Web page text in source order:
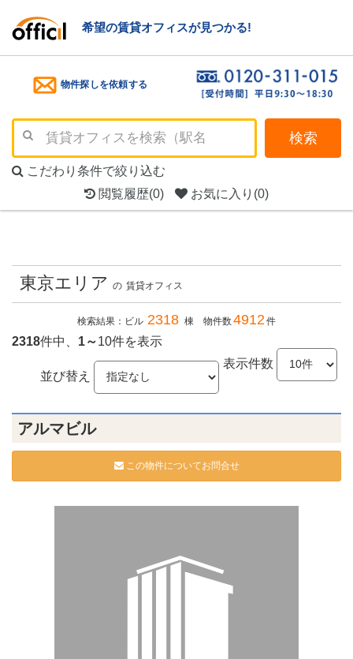
希望の賃貸オフィスが見つかる!
物件探しを依頼する
検索
こだわり条件で絞り込む
閲覧履歴(0) お気に入り (0)
東京エリア の 賃貸オフィス
検索結果：ビル 2318 棟 物件数4912件
2318件中、 1～10件を表示
表示件数
並び替え
アルマビル
この物件についてお問合せ